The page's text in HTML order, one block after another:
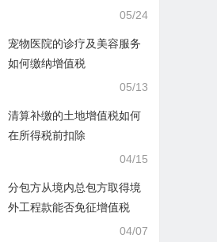
05/24
宠物医院的诊疗及美容服务
如何缴纳增值税
05/13
清算补缴的土地增值税如何
在所得税前扣除
04/15
分包方从境内总包方取得境
外工程款能否免征增值税
04/07